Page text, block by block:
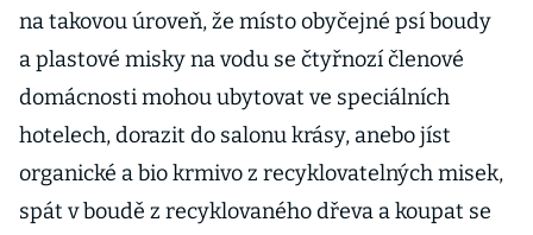
na takovou úroveň, že místo obyčejné psí boudy
a plastové misky na vodu se čtyřnozí členové
domácnosti mohou ubytovat ve speciálních
hotelech, dorazit do salonu krásy, anebo jíst
organické a bio krmivo z recyklovatelných misek,
spát v boudě z recyklovaného dřeva a koupat se